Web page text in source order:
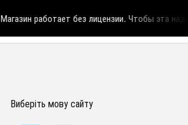
Магазин работает без лицензии.Чтобы эта
Виберіть мову сайту